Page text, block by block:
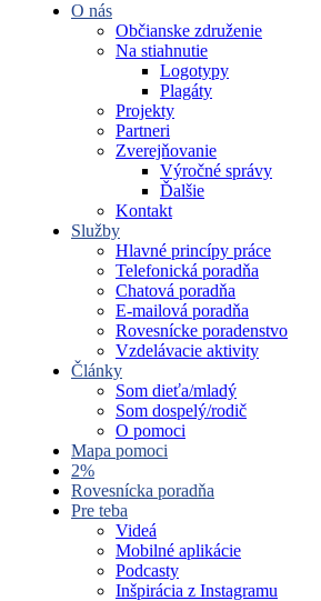
O nás
Občianske združenie
Na stiahnutie
Logotypy
Plagáty
Projekty
Partneri
Zverejňovanie
Výročné správy
Ďalšie
Kontakt
Služby
Hlavné princípy práce
Telefonická poradňa
Chatová poradňa
E-mailová poradňa
Rovesnícke poradenstvo
Vzdelávacie aktivity
Články
Som dieťa/mladý
Som dospelý/rodič
O pomoci
Mapa pomoci
2%
Rovesnícka poradňa
Pre teba
Videá
Mobilné aplikácie
Podcasty
Inšpirácia z Instagramu